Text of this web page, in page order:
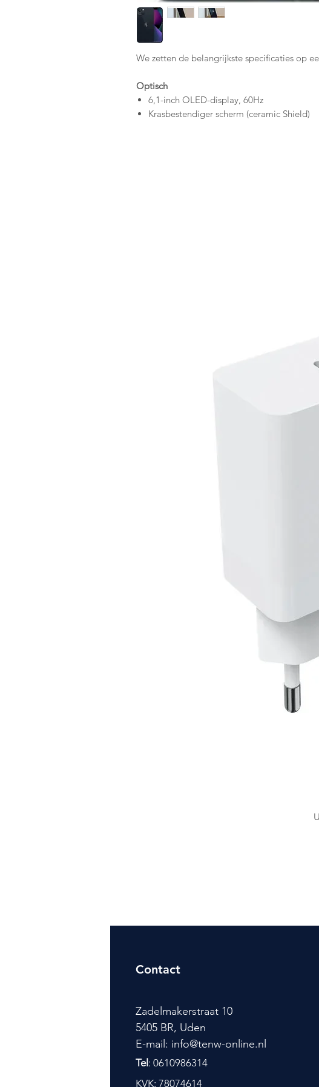
We zetten de belangrijkste specificaties op
Optisch
6,1-inch OLED-display, 60Hz
Krasbestendiger scherm (ceramic Shield)
Verbeterde A15 Bionic chip, de snelste in
Alle functies zijn getest en werken zoals
Dit toestel wordt geleverd met een
: dit is een margeproduct. De BTW is
Contact
Zadelmakerstraat 10
5405 BR, Uden
E-mail: info@tenw-online.nl
Tel : 0610986314
KVK: 78074614